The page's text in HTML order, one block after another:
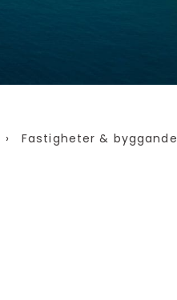
› Fastigheter & byggande